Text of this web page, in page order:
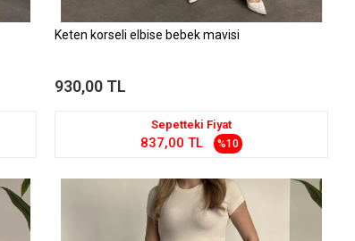
Keten korseli elbise bebek mavisi
930,00 TL
Sepetteki Fiyat
837,00 TL %10